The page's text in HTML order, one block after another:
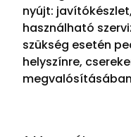
nyújt:
használható
szükség esetén
helyszínre,